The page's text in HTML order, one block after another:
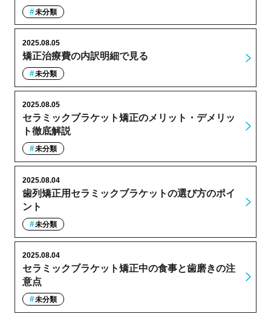
未分類
矯正治療費の内訳明細で見る
2025.08.05
未分類
セラミックブラケット矯正のメリット・デメリッ
ト徹底解説
2025.08.05
未分類
歯列矯正用セラミックブラケットの選び方のポイ
ント
2025.08.04
未分類
セラミックブラケット矯正中の食事と歯磨きの注
意点
2025.08.04
未分類